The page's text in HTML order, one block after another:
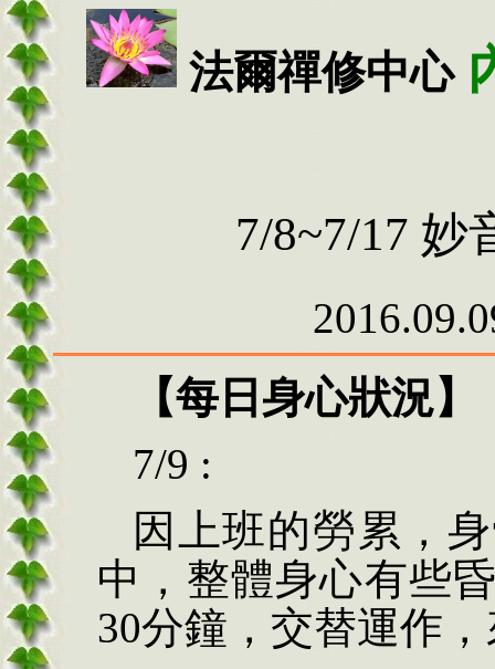
法爾禪修中心
7/8~7/17 妙
【每日身心狀況】
7/9 :
因上班的勞累，
中，整體身心有些
30分鐘，交替運作